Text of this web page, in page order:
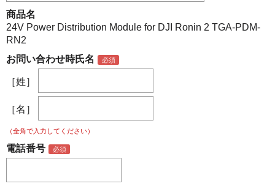
商品名
24V Power Distribution Module for DJI Ronin 2 TGA-PDM-
RN2
お問い合わせ時氏名
［姓］
［名］
（全角で入力してください）
電話番号